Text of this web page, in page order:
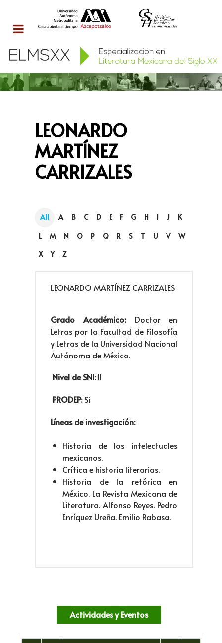
LEONARDO
MARTÍNEZ
CARRIZALES
All A B C D E F G H I J
K
L
M N O P Q R S T U V
W
X
Y Z
LEONARDO MARTÍNEZ CARRIZALES
Grado Académico: Doctor en
Letras por la Facultad de Filosofía
y Letras de la Universidad Nacional
Autónoma de México.
Nivel de SNI:II
PRODEP:Si
Líneas de investigación:
Historia de los intelectuales
mexicanos.
Crítica e historia literarias.
Historia de la retórica en
México. La Revista Mexicana de
Literatura. Alfonso Reyes. Pedro
Enríquez Ureña. Emilio Rabasa.
Actividades y Eventos